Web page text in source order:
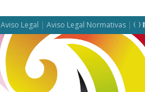
Aviso Legal | Aviso Legal Normativas |